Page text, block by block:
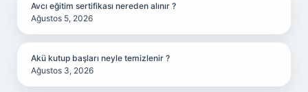
Avcı eğitim sertifikası nereden alınır ?
Ağustos 5, 2026
Akü kutup başları neyle temizlenir ?
Ağustos 3, 2026